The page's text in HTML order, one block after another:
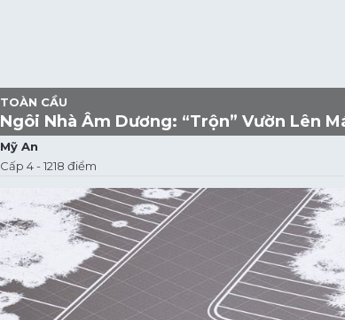
Mỹ An
Cấp 4 - 1218 điểm
TOÀN CẦU
Ngôi Nhà Âm Dương: “Trộn” Vườn Lên